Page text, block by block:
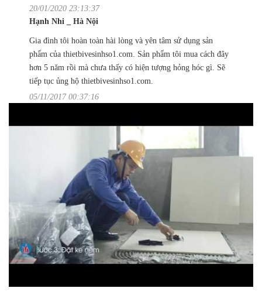
20/01/2020 23:13:37
Hạnh Nhi _ Hà Nội
Gia đình tôi hoàn toàn hài lòng và yên tâm sử dụng sản
phẩm của thietbivesinhso1.com. Sản phẩm tôi mua cách đây
hơn 5 năm rồi mà chưa thấy có hiện tượng hỏng hóc gì. Sẽ
tiếp tục ủng hộ thietbivesinhso1.com.
05/11/2017 00:37:16